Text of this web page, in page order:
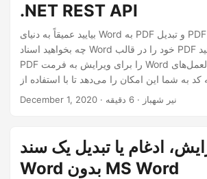
.NET REST API
بیایید عمیقاً به دنیای Word به PDF و تبدیل PDF به Word بپردازیم.
چه بخواهید اسناد Word خود را در قالب PDF حفظ کنید یا بخواهید
PDF را برای ویرایش به فرمت Word تبدیل کنید، دستورالعمل‌های
کد به شما این امکان را می‌دهد تا با استفاده از
December 1, 2020 · نیر شهباز · 6 دقیقه
ادغام یا تبدیل یک سند
Word بدون MS Word